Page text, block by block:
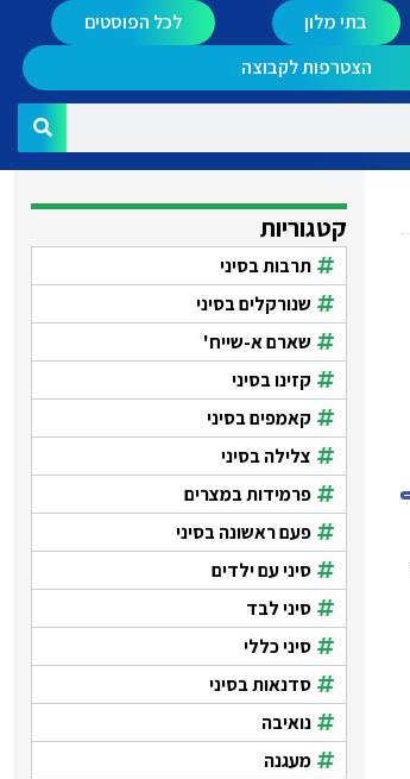
בתי מלון
לכל הפוסטים
הצטרפות לקבוצה
קטגוריות
תרבות בסיני
שנורקלים בסיני
שארם א-שייח'
קזינו בסיני
קאמפים בסיני
צלילה בסיני
פרמידות במצרים
פעם ראשונה בסיני
סיני עם ילדים
סיני לבד
סיני כללי
סדנאות בסיני
נואיבה
מעגנה